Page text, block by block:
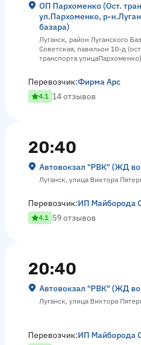
ОП Пархоменко (Ост.
ул.Пархоменко, р-
базара)
Луганск, район Луганского
Советская, павильон 10-д
транспорта улицаПархоменко)
Перевозчик:Фирма Арс
4.1 14 отзывов
20:40
Автовокзал "РВК" (ЖД
Луганск, улица Виктора
Перевозчик:ИП Майборода
4.1 59 отзывов
20:40
Автовокзал "РВК" (ЖД
Луганск, улица Виктора
Перевозчик:ИП Майборода